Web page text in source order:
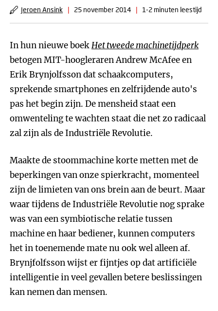
Jeroen Ansink | 25 november 2014 | 1-2 minuten leestijd
In hun nieuwe boekHet tweede machinetijdperk
betogen MIT-hoogleraren Andrew McAfee en
Erik Brynjolfsson dat schaakcomputers,
sprekende smartphones en zelfrijdende auto's
pas het begin zijn. De mensheid staat een
omwenteling te wachten staat die net zo radicaal
zal zijn als de Industriële Revolutie.
Maakte de stoommachine korte metten met de
beperkingen van onze spierkracht, momenteel
zijn de limieten van ons brein aan de beurt. Maar
waar tijdens de Industriële Revolutie nog sprake
was van een symbiotische relatie tussen
machine en haar bediener, kunnen computers
het in toenemende mate nu ook wel alleen af.
Brynjfolfsson wijst er fijntjes op dat artificiële
intelligentie in veel gevallen betere beslissingen
kan nemen dan mensen.